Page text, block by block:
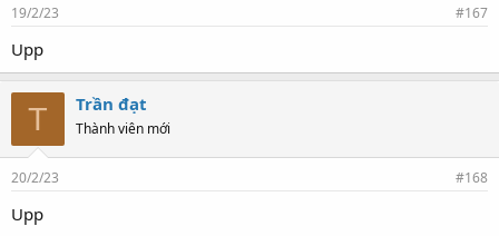
19/2/23 #167
Upp
T Trần đạt
Thành viên mới
20/2/23 #168
Upp